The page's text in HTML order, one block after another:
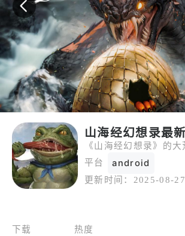
平台
android
更新时间： 2025-08-27
下载 热度